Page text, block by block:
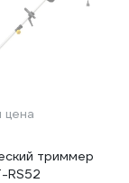
цена
триммер
RS52